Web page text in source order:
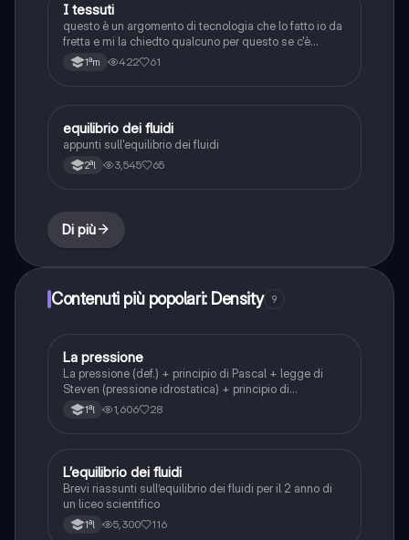
Tecnologia
I tessuti
questo è un argomento di tecnologia che lo fatto io da
fretta e mi la chiedto qualcuno per questo se c'è
qualcosa che non è chiara ditemela o manca qualcosa
ditemi e io la faccio con un gran piacere
1ªm 422 61
Fisica
equilibrio dei fluidi
appunti sull'equilibrio dei fluidi
2ªl 3,545 65
Di più
Contenuti più popolari: Density 9
Fisica
La pressione
La pressione (def.) + principio di Pascal + legge di
Steven (pressione idrostatica) + principio di
Archimede è il galleggiamento. In più trovate anche le
formule per risolvere gli esercizi
1ªl 1,606 28
Fisica
L’equilibrio dei fluidi
Brevi riassunti sull’equilibrio dei fluidi per il 2 anno di
un liceo scientifico
1ªl 5,300 116